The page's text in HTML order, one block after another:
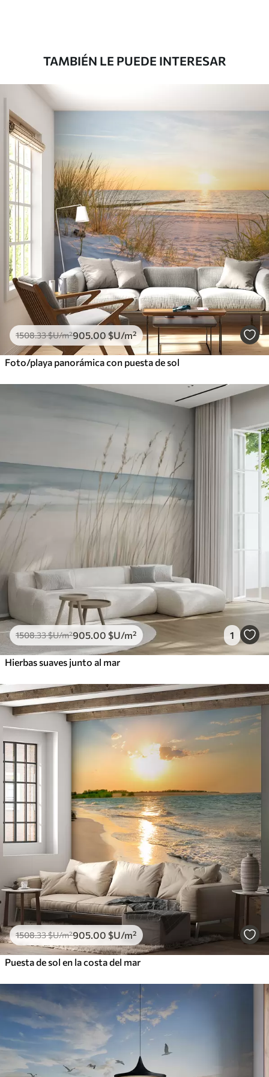
Vinilo Premium
1990.00
TAMBIÉN LE PUEDE INTERESAR
1508.33$U/m²905 .00 $U/m²
Foto/playa panorámica con puesta de sol
1508.33$U/m²905 .00 $U/m² 1
Hierbas suaves junto al mar
1508.33$U/m²905 .00 $U/m²
Puesta de sol en la costa del mar